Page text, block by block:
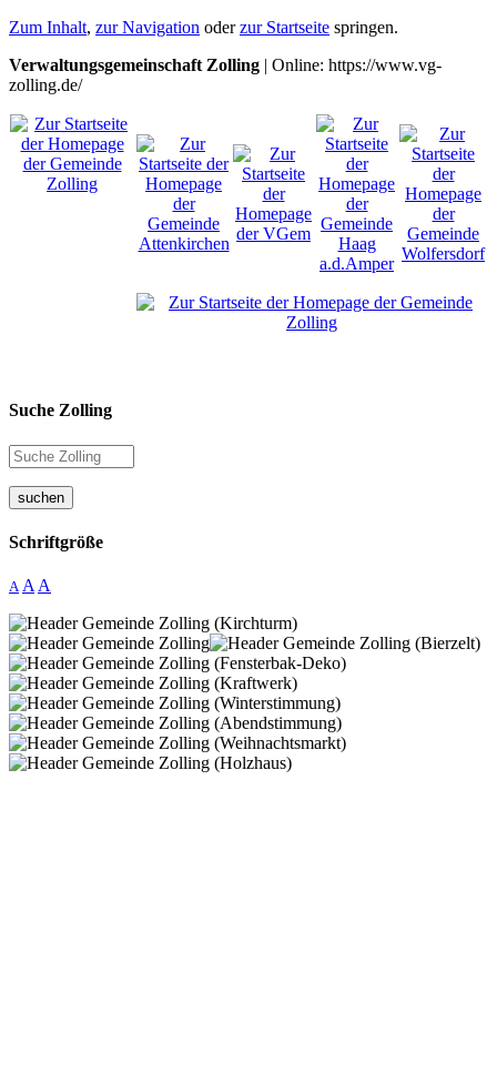
Zum Inhalt, zur Navigation oderzur Startseite springen.
Verwaltungsgemeinschaft Zolling | Online: https://www.vg-
zolling.de/
Suche Zolling
suchen
Schriftgröße
A A A